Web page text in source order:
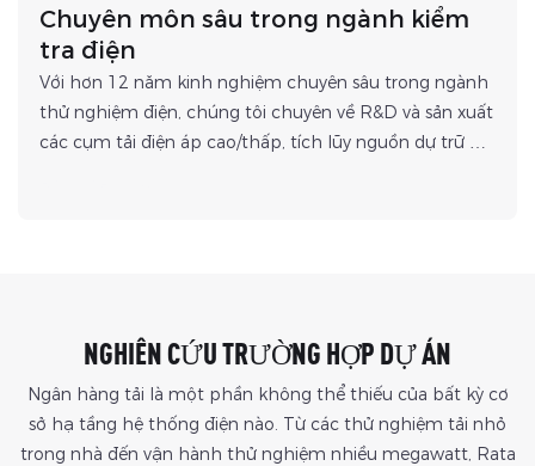
Chuyên môn sâu trong ngành kiểm
tra điện
Với hơn 12 năm kinh nghiệm chuyên sâu trong ngành
thử nghiệm điện, chúng tôi chuyên về R&D và sản xuất
các cụm tải điện áp cao/thấp, tích lũy nguồn dự trữ dồi
trội trong việc triển khai các giải pháp thử nghiệm đa
tình huống, tận dụng các năng lực hàng đầu trong
ngành để đáp ứng các nhu cầu thử nghiệm điện năng
phức tạp trên nhiều ứng dụng khác nhau.
NGHIÊN CỨU TRƯỜNG HỢP DỰ ÁN
Ngân hàng tải là một phần không thể thiếu của bất kỳ cơ
sở hạ tầng hệ thống điện nào. Từ các thử nghiệm tải nhỏ
trong nhà đến vận hành thử nghiệm nhiều megawatt, Rata